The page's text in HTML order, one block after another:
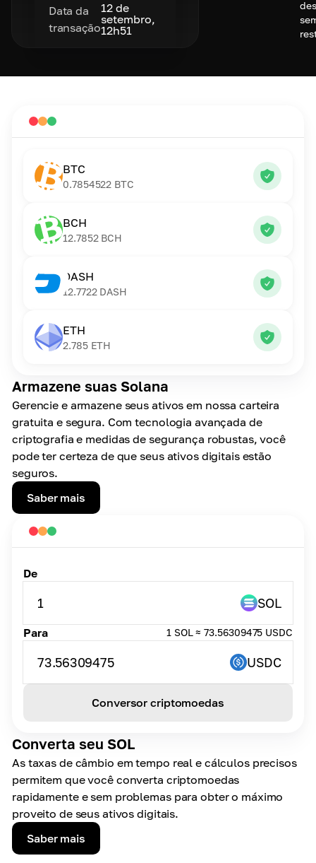
Data da
transação
12 de
setembro,
12h51
Armazene suas Solana
Gerencie e armazene seus ativos em nossa carteira
gratuita e segura. Com tecnologia avançada de
criptografia e medidas de segurança robustas, você
pode ter certeza de que seus ativos digitais estão
seguros.
Saber mais
BTC
0.7854522 BTC
BCH
12.7852 BCH
DASH
12.7722 DASH
ETH
2.785 ETH
Converta seu SOL
As taxas de câmbio em tempo real e cálculos precisos
permitem que você converta criptomoedas
rapidamente e sem problemas para obter o máximo
proveito de seus ativos digitais.
Saber mais
De
1 SOL
Para 1 SOL ≈ 73.56309475 USDC
73.56309475 USDC
Conversor criptomoedas